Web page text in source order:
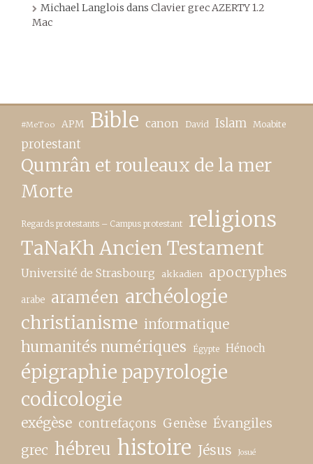
Michael Langlois dans Clavier grec AZERTY 1.2
Mac
#MeToo APM Bible canon David Islam Moabite
protestant
Qumrân et rouleaux de la mer
Morte
Regards protestants – Campus protestant religions
TaNaKh Ancien Testament
Université de Strasbourg akkadien apocryphes
arabe araméen archéologie
christianisme informatique
humanités numériques Égypte Hénoch
épigraphie papyrologie
codicologie
exégèse contrefaçons Genèse Évangiles
grec hébreu histoire Jésus Josué